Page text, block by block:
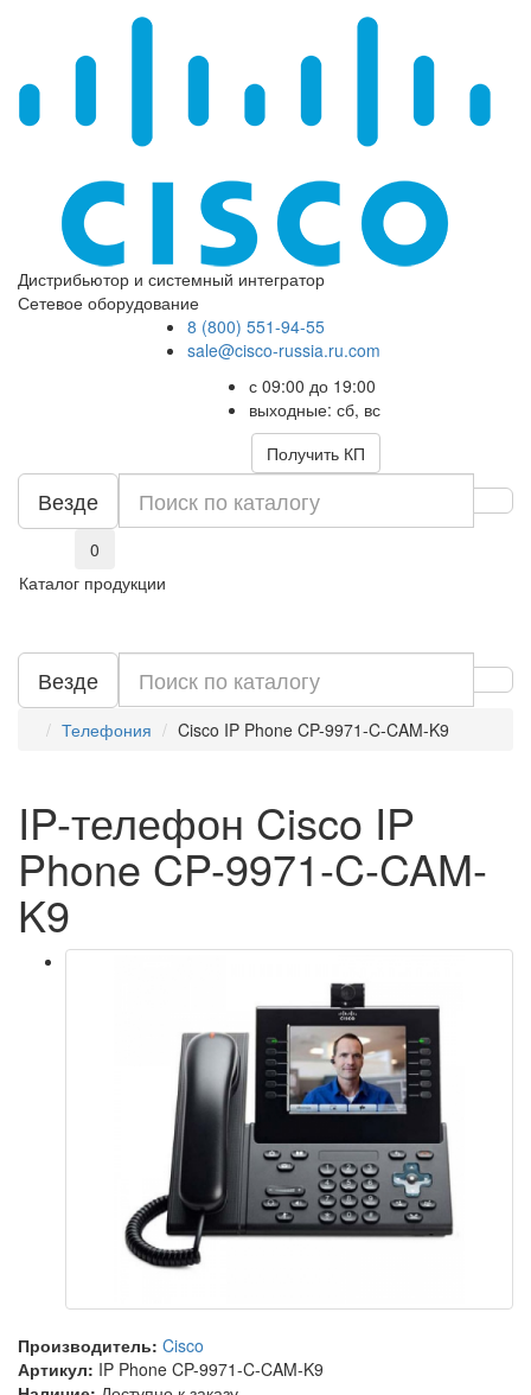
Дистрибьютор и системный интегратор
Сетевое оборудование
8 (800) 551-94-55
sale@cisco-russia.ru.com
с 09:00 до 19:00
выходные: сб, вс
Получить КП
Везде
0
Каталог продукции
Везде
Телефония Cisco IP Phone CP-9971-C-CAM-K9
IP-телефон Cisco IP
Phone CP-9971-C-CAM-
K9
Производитель: Cisco
Артикул: IP Phone CP-9971-C-CAM-K9